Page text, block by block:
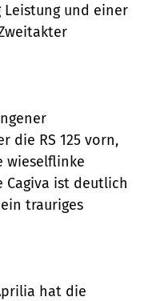
Leistung und einer
die RS 125 vorn,
wieselflinke
Cagiva ist deutlich
trauriges
hat die